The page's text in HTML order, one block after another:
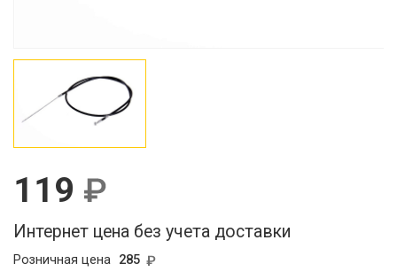
119
Интернет цена без учета доставки
285
Розничная цена